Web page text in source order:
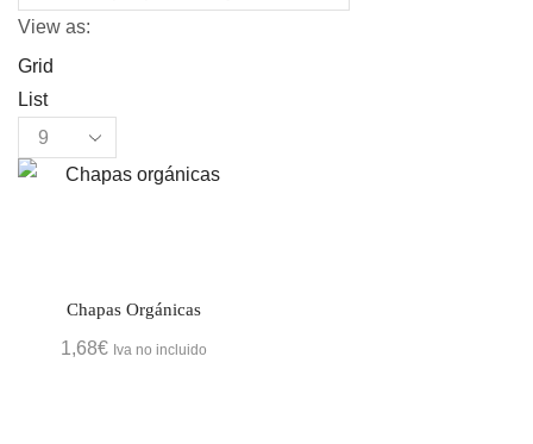
View as:
Grid
List
Products
per
Chapas Orgánicas
1,68€ Iva no incluido